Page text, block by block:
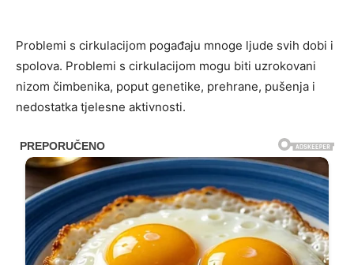
Problemi s cirkulacijom pogađaju mnoge ljude svih dobi i
spolova. Problemi s cirkulacijom mogu biti uzrokovani
nizom čimbenika, poput genetike, prehrane, pušenja i
nedostatka tjelesne aktivnosti.